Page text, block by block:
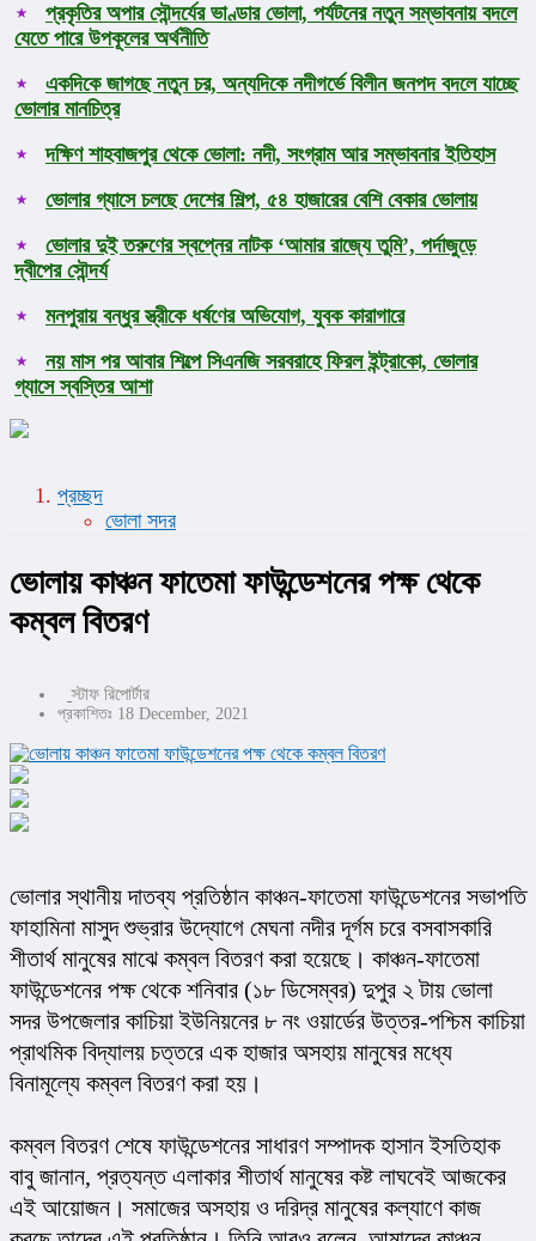
প্রকৃতির অপার সৌন্দর্যের ভাণ্ডার ভোলা, পর্যটনের নতুন সম্ভাবনায় বদলে
যেতে পারে উপকূলের অর্থনীতি
একদিকে জাগছে নতুন চর, অন্যদিকে নদীগর্ভে বিলীন জনপদ বদলে যাচ্ছে
ভোলার মানচিত্র
দক্ষিণ শাহবাজপুর থেকে ভোলা: নদী, সংগ্রাম আর সম্ভাবনার ইতিহাস
ভোলার গ্যাসে চলছে দেশের শিল্প, ৫৪ হাজারের বেশি বেকার ভোলায়
ভোলার দুই তরুণের স্বপ্নের নাটক ‘আমার রাজ্যে তুমি’, পর্দাজুড়ে
দ্বীপের সৌন্দর্য
মনপুরায় বন্ধুর স্ত্রীকে ধর্ষণের অভিযোগ, যুবক কারাগারে
নয় মাস পর আবার শিল্পে সিএনজি সরবরাহে ফিরল ইন্ট্রাকো, ভোলার
গ্যাসে স্বস্তির আশা
প্রচ্ছদ
ভোলা সদর
ভোলায় কাঞ্চন ফাতেমা ফাউন্ডেশনের পক্ষ থেকে
কম্বল বিতরণ
স্টাফ রিপোর্টার
প্রকাশিতঃ 18 December, 2021
ভোলার স্থানীয় দাতব্য প্রতিষ্ঠান কাঞ্চন-ফাতেমা ফাউন্ডেশনের সভাপতি
ফাহামিনা মাসুদ শুভ্রার উদ্যোগে মেঘনা নদীর দূর্গম চরে বসবাসকারি
শীতার্থ মানুষের মাঝে কম্বল বিতরণ করা হয়েছে। কাঞ্চন-ফাতেমা
ফাউন্ডেশনের পক্ষ থেকে শনিবার (১৮ ডিসেম্বর) দুপুর ২ টায় ভোলা
সদর উপজেলার কাচিয়া ইউনিয়নের ৮ নং ওয়ার্ডের উত্তর-পশ্চিম কাচিয়া
প্রাথমিক বিদ্যালয় চত্তরে এক হাজার অসহায় মানুষের মধ্যে
বিনামূল্যে কম্বল বিতরণ করা হয়।
কম্বল বিতরণ শেষে ফাউন্ডেশনের সাধারণ সম্পাদক হাসান ইসতিহাক
বাবু জানান, প্রত্যন্ত এলাকার শীতার্থ মানুষের কষ্ট লাঘবেই আজকের
এই আয়োজন। সমাজের অসহায় ও দরিদ্র মানুষের কল্যাণে কাজ